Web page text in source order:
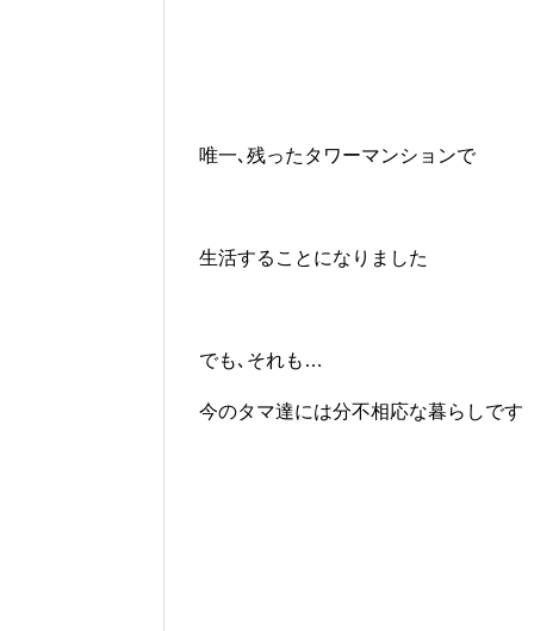
唯一､残ったタワーマンションで
生活することになりました
でも､それも…
今のタマ達には分不相応な暮らしです